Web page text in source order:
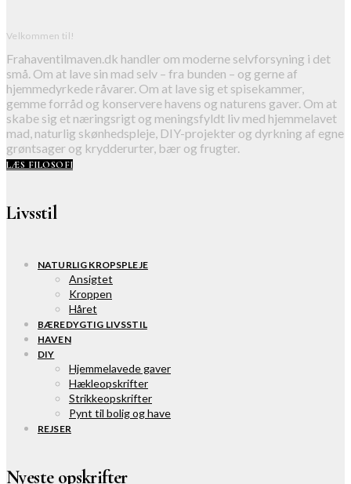
Velkommen til!
Frahaventilmaven.dk handler om moderne selvforsyning i det
små. Om at lave sin mad selv – fra bunden – og gerne af
hjemmedyrkede råvarer. Om at lave sig et spisekammer,
gemme forråd og konservere havens og naturens gaver. Om at
skabe sig et næringsrigt og meningsfyldt liv med hjemmelavet
mad, naturlig skønhedspleje, DIY-projekter og dyrkning af egne
grøntsager og krydderurter, bær og frugter.
LÆS FILOSOFI
Livsstil
NATURLIG KROPSPLEJE
Ansigtet
Kroppen
Håret
BÆREDYGTIG LIVSSTIL
HAVEN
DIY
Hjemmelavede gaver
Hækleopskrifter
Strikkeopskrifter
Pynt til bolig og have
REJSER
Nyeste opskrifter